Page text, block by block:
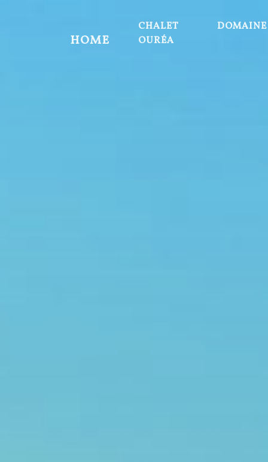
HOME
CHALET
OURÉA
DOMAINE